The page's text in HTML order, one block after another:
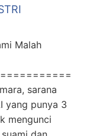
Malah
sarana
yang punya 3
mengunci